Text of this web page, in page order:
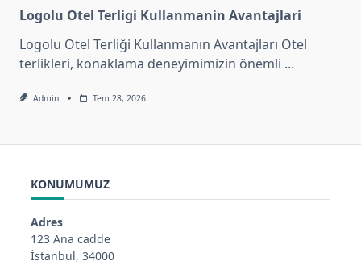
Logolu Otel Terligi Kullanmanin Avantajlari
Logolu Otel Terliği Kullanmanın Avantajları Otel
terlikleri, konaklama deneyimimizin önemli ...
Admin Tem 28, 2026
KONUMUMUZ
Adres
123 Ana cadde
İstanbul, 34000